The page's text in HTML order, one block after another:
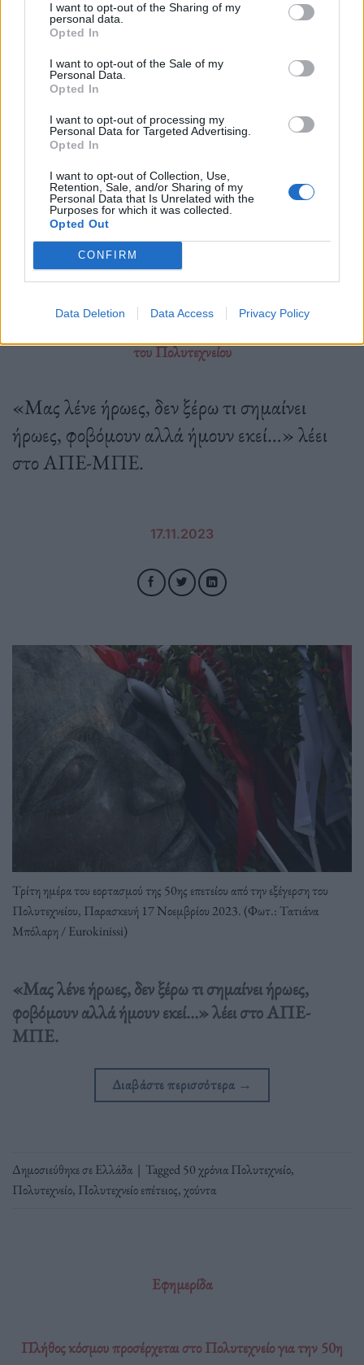
I want to opt-out of the Sharing of my
personal data.
Opted In
I want to opt-out of the Sale of my
Personal Data.
Opted In
I want to opt-out of processing my
Personal Data for Targeted Advertising.
Opted In
I want to opt-out of Collection, Use,
Retention, Sale, and/or Sharing of my
Personal Data that Is Unrelated with the
Purposes for which it was collected.
Opted Out
CONFIRM
Data Deletion Data Access Privacy Policy
σε αυτούς που πολέμησαν για τη δημοκρατία.
Διαβάστε περισσότερα
Δημοσιεύθηκε σεΕλλάδα Tagged 50 χρόνια Πολυτεχνείο
Μια σύντομη διήγηση με έναν πρωταγωνιστή της εξέγερσης
του Πολυτεχνείου
«Μας λένε ήρωες, δεν ξέρω τι σημαίνει
ήρωες, φοβόμουν αλλά ήμουν εκεί…» λέει
στο ΑΠΕ-ΜΠΕ.
17.11.2023
Τρίτη ημέρα του εορτασμού της 50ης επετείου από την εξέγερση του
Πολυτεχνείου, Παρασκευή 17 Νοεμβρίου 2023. (Φωτ.: Τατιάνα
Μπόλαρη / Eurokinissi)
«Μας λένε ήρωες, δεν ξέρω τι σημαίνει ήρωες,
φοβόμουν αλλά ήμουν εκεί…» λέει στο ΑΠΕ-
ΜΠΕ.
Διαβάστε περισσότερα →
Δημοσιεύθηκε σεΕλλάδα | Tagged50 χρόνια Πολυτεχνείο,
Πολυτεχνείο, Πολυτεχνείο επέτειος,χούντα
Εφημερίδα
Πλήθος κόσμου προσέρχεται στο Πολυτεχνείο για την 50η